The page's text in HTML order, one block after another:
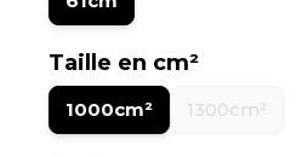
Taille en cm²
1000cm² 1300cm²